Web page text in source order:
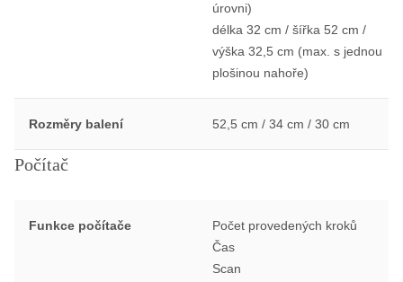
úrovni)
délka 32 cm / šířka 52 cm /
výška 32,5 cm (max. s jednou
plošinou nahoře)
Rozměry balení 52,5 cm / 34 cm / 30 cm
Počítač
Funkce počítače
Počet provedených kroků
Čas
Scan